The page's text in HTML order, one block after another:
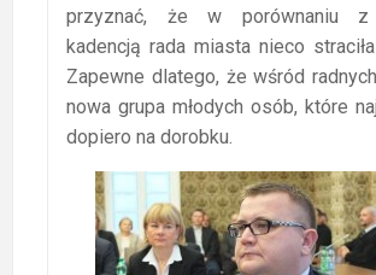
przyznać, że w porównaniu z
kadencją rada miasta nieco
Zapewne dlatego, że wśród
nowa grupa młodych osób, które
dopiero na dorobku.